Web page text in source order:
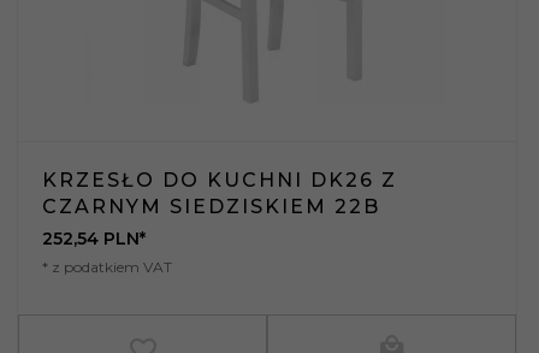
KRZESŁO DO KUCHNI DK26 Z
CZARNYM SIEDZISKIEM 22B
252,54 PLN*
* z podatkiem VAT